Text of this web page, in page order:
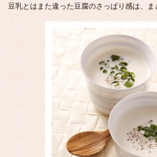
豆乳とはまた違った豆腐のさっぱり感は、ま